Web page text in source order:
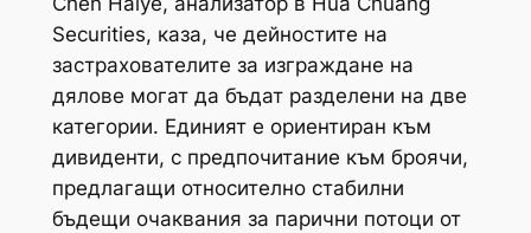
Securities, каза, че дейностите на
застрахователите за изграждане на
дялове могат да бъдат разделени на две
категории. Единият е ориентиран към
дивиденти, с предпочитание към броячи,
предлагащи относително стабилни
бъдещи очаквания за парични потоци от